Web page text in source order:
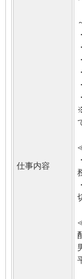
仕事内容